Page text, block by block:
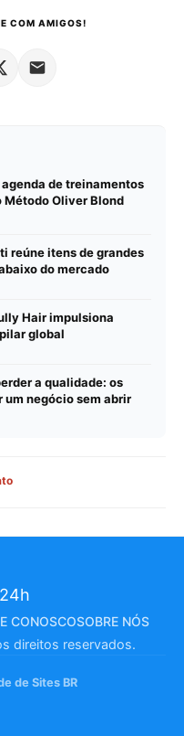
COM AMIGOS!
de treinamentos
Método Oliver Blond
reúne itens de grandes
do mercado
Hair impulsiona
global
a qualidade: os
um negócio sem abrir
CONOSCOSOBRE NÓS
direitos reservados.
de Sites BR